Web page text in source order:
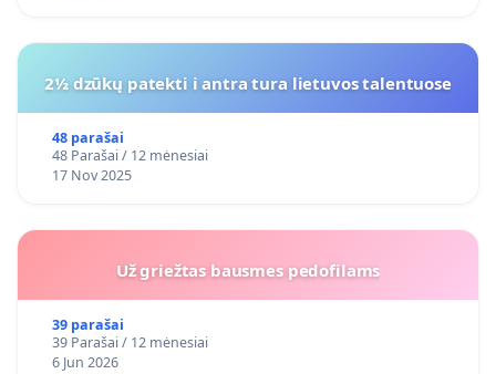
2½ dzūkų patekti i antra tura lietuvos talentuose
48 parašai
48 Parašai / 12 mėnesiai
17 Nov 2025
Už griežtas bausmes pedofilams
39 parašai
39 Parašai / 12 mėnesiai
6 Jun 2026